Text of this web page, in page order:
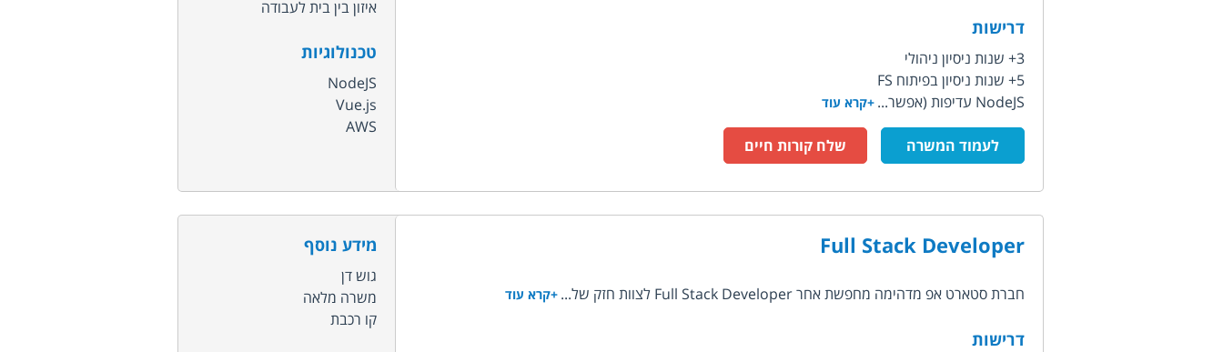
דרישות
3+ שנות ניסיון ניהולי
5+ שנות ניסיון בפיתוח FS
NodeJS עדיפות (אפשר...
+קרא עוד
איזון בין בית לעבודה
טכנולוגיות
NodeJS
Vue.js
AWS
לעמוד המשרה
שלח קורות חיים
Full Stack Developer
חברת סטארט אפ מדהימה מחפשת אחר Full Stack Developer לצוות חזק של... +קרא עוד
דרישות
מידע נוסף
גוש דן
משרה מלאה
קו רכבת